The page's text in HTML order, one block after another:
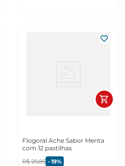
Flogoral Ache Sabor Menta
com 12 pastilhas
R$ 20,85 - 19%